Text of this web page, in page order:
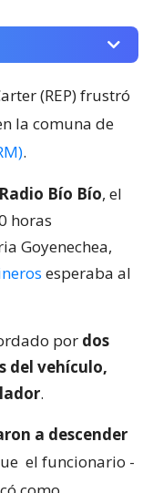
(REP) frustró
la comuna de
.
Radio Bío Bío, el
horas
Goyenechea,
esperaba al
por dos
del vehículo,
.
a descender
el funcionario -